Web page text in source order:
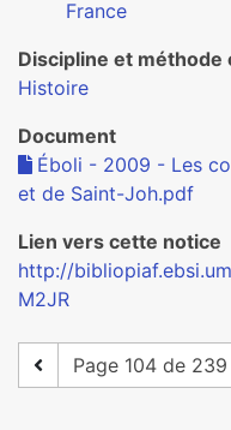
France
Discipline et méthode
Histoire
Document
Éboli - 2009 - Les
et de Saint-Joh.pdf
Lien vers cette notice
http://
M2JR
Page 104 de 239